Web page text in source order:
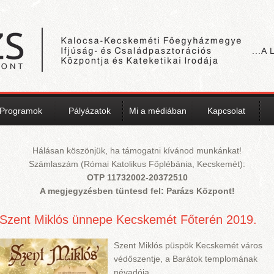
...A
Programok Pályázatok Mi a médiában Kapcsolat
Hálásan köszönjük, ha támogatni kívánod munkánkat!
Számlaszám (Római Katolikus Főplébánia, Kecskemét):
OTP 11732002-20372510
A megjegyzésben tüntesd fel: Parázs Központ!
Szent Miklós ünnepe Kecskemét Főterén 2019.
Szent Miklós püspök Kecskemét város
védőszentje, a Barátok templomának
Oldalak